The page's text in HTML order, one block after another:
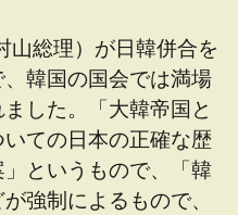
山総理）が日韓併合を
韓国の国会では満場
した。「大韓帝国と
ての日本の正確な歴
というもので、「韓
強制によるもので、